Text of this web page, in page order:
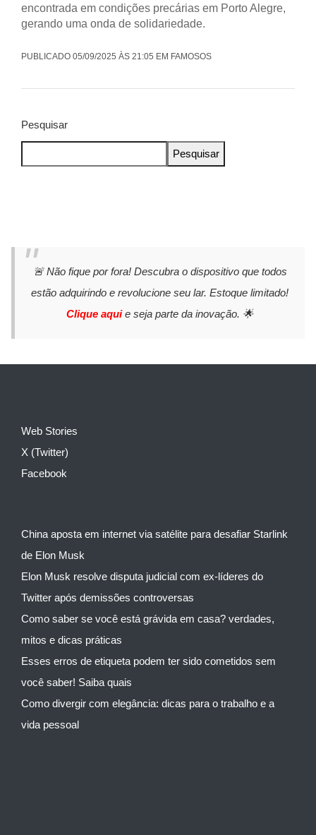
encontrada em condições precárias em Porto Alegre,
gerando uma onda de solidariedade.
PUBLICADO 05/09/2025 ÀS 21:05 EM FAMOSOS
Pesquisar
Pesquisar
🚨 Não fique por fora! Descubra o dispositivo que todos
estão adquirindo e revolucione seu lar. Estoque limitado!
Clique aquie seja parte da inovação. 🌟
Web Stories
X (Twitter)
Facebook
China aposta em internet via satélite para desafiar Starlink
de Elon Musk
Elon Musk resolve disputa judicial com ex-líderes do
Twitter após demissões controversas
Como saber se você está grávida em casa? verdades,
mitos e dicas práticas
Esses erros de etiqueta podem ter sido cometidos sem
você saber! Saiba quais
Como divergir com elegância: dicas para o trabalho e a
vida pessoal